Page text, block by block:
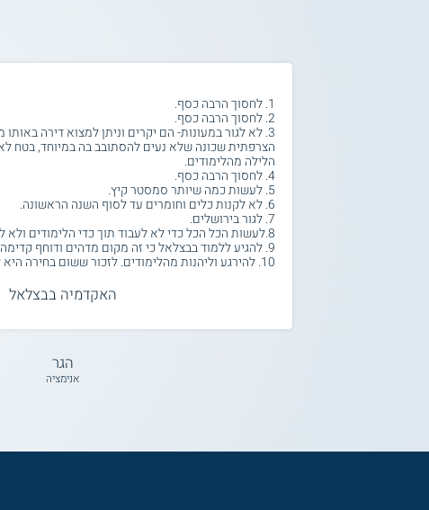
1. לחסוך הרבה כסף.
2. לחסוך הרבה כסף.
3. לא לגור במעונות- הם יקרים וניתן למצוא דירה
הצרפתית שכונה שלא נעים להסתובב בה במיוחד, בטח
הלילה מהלימודים.
4. לחסוך הרבה כסף.
5. לעשות כמה שיותר סמסטר קיץ.
6. לא לקנות כלים וחומרים עד לסוף השנה הראשונה.
7. לגור בירושלים.
8.לעשות הכל הכל כדי לא לעבוד תוך כדי הלימודים ולא להיות בלחץ מזה.
9. להגיע ללמוד בבצלאל כי זה מקום מדהים ודוחף קדימה.
10. להירגע וליהנות מהלימודים. לזכור ששום בחירה היא לא פטאלית.
האקדמיה בבצלאל
הגר
אנימציה